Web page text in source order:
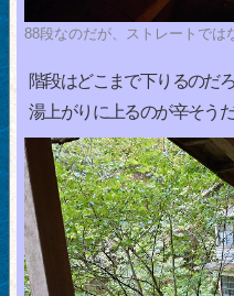
88段なのだが、ストレートでは
階段はどこまで下りるのだ
湯上がりに上るのが辛そうだ